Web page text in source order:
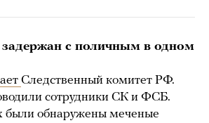
с поличным в одном
Следственный комитет РФ.
сотрудники СК и ФСБ.
обнаружены меченые